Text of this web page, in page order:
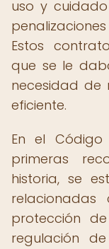
uso y
Estos
que se le
necesidad de
eficiente.
En el
primeras
historia, se
protección
regulación